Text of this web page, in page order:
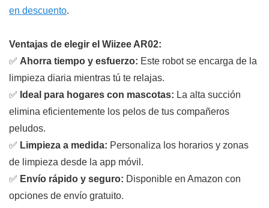
en descuento.
Ventajas de elegir el Wiizee AR02:
✅ Ahorra tiempo y esfuerzo: Este robot se encarga de la
limpieza diaria mientras tú te relajas.
✅ Ideal para hogares con mascotas: La alta succión
elimina eficientemente los pelos de tus compañeros
peludos.
✅ Limpieza a medida: Personaliza los horarios y zonas
de limpieza desde la app móvil.
✅ Envío rápido y seguro: Disponible en Amazon con
opciones de envío gratuito.